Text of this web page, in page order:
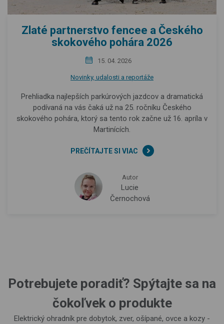
Zlaté partnerstvo fencee a Českého
skokového pohára 2026
15. 04. 2026
Novinky, udalosti a reportáže
Prehliadka najlepších parkúrových jazdcov a dramatická
podívaná na vás čaká už na 25. ročníku Českého
skokového pohára, ktorý sa tento rok začne už 16. apríla v
Martinících.
PREČÍTAJTE SI VIAC
Autor
Lucie
Černochová
Potrebujete poradiť? Spýtajte sa na
čokoľvek o produkte
Elektrický ohradník pre dobytok, zver, ošípané, ovce a kozy -